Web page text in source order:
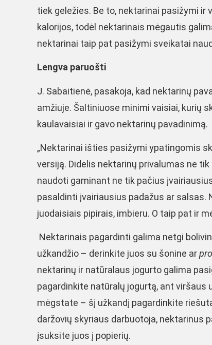
tiek geležies. Be to, nektarinai pasižymi ir
kalorijos, todėl nektarinais mėgautis
nektarinai taip pat pasižymi sveikatai
Lengva paruošti
J. Sabaitienė, pasakoja, kad nektarinų
amžiuje. Šaltiniuose minimi vaisiai, kurių
kaulavaisiai ir gavo nektarinų pavadinimą.
„Nektarinai išties pasižymi ypatingomis
versiją. Didelis nektarinų privalumas ne
naudoti gaminant ne tik pačius
pasaldinti įvairiausius padažus ar salsas.
juodaisiais pipirais, imbieru. O taip pat ir
Nektarinais pagardinti galima netgi
užkandžio – derinkite juos su šonine ar
nektarinų ir natūralaus jogurto galima
pagardinkite natūralų jogurtą, ant viršaus
mėgstate – šį užkandį pagardinkite
daržovių skyriaus darbuotoja, nektarinus
įsuksite juos į popierių.